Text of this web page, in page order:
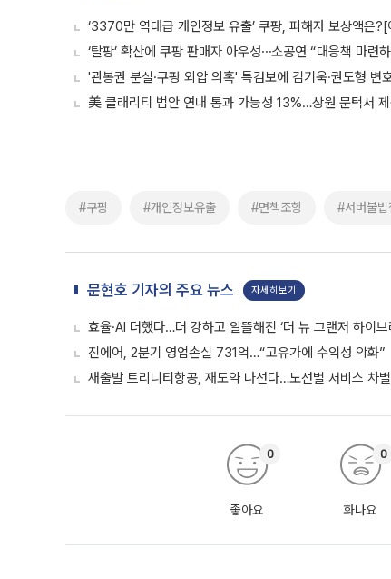
‘3370만 역대급 개인정보 유출’ 쿠팡, 피해자 보상액은
‘탈팡’ 확산에 쿠팡 판매자 아우성⋯소공연 “대응책 마련
'관봉권 분실·쿠팡 외압 의혹' 특검보에 김기욱·권도형 변
美 클래리티 법안 연내 통과 가능성 13%…상원 문턱서
#쿠팡 #개인정보유출 #면책조항 #서버불법
문현호 기자의 주요 뉴스 자세히보기
효율·AI 더했다…더 강하고 알뜰해진 ‘더 뉴 그랜저 하이
진에어, 2분기 영업손실 731억…“고유가에 수익성 악화”
새출발 트리니티항공, 재도약 나선다…노선별 서비스 차
좋아요
0
화나요
0